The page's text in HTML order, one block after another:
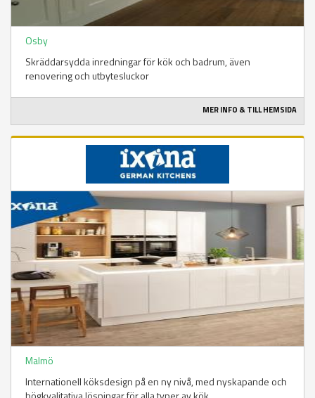
Osby
Skräddarsydda inredningar för kök och badrum, även
renovering och utbytesluckor
MER INFO & TILL HEMSIDA
Malmö
Internationell köksdesign på en ny nivå, med nyskapande och